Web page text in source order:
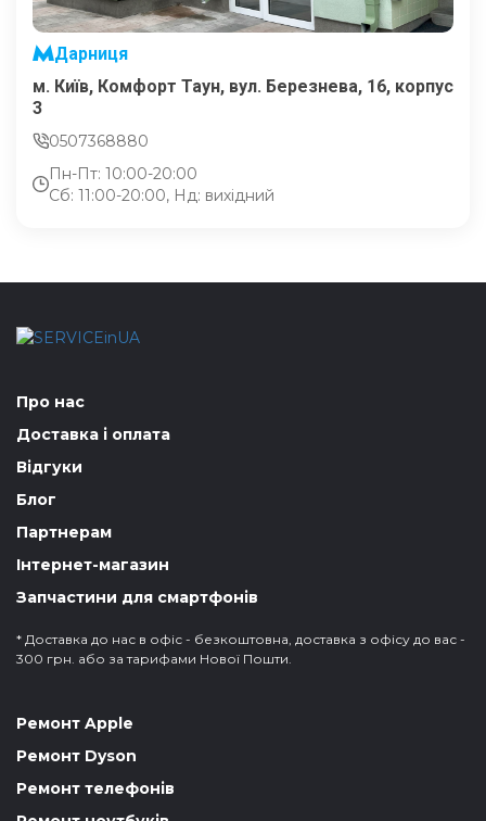
Дарниця
м. Київ, Комфорт Таун, вул. Березнева, 16, корпус
3
0507368880
Пн-Пт: 10:00-20:00
Сб: 11:00-20:00, Нд: вихідний
Про нас
Доставка і оплата
Відгуки
Блог
Партнерам
Інтернет-магазин
Запчастини для смартфонів
* Доставка до нас в офіс - безкоштовна, доставка з офісу до вас -
300 грн. або за тарифами Нової Пошти.
Ремонт Apple
Ремонт Dyson
Ремонт телефонів